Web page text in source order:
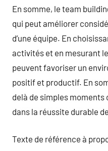
En somme, le team
qui peut améliorer
d’une équipe. En
activités et en mesurant
peuvent favoriser un
positif et productif. En
delà de simples moments
dans la réussite durable
Texte de référence à